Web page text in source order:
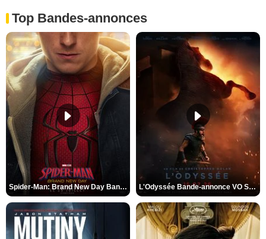
Top Bandes-annonces
Spider-Man: Brand New Day Bande-annonce VO STFR L'Odyssée Bande-annonce VO STFR